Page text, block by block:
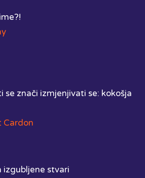
se znači izmjenjivati se: kokošja
Cardon
izgubljene stvari